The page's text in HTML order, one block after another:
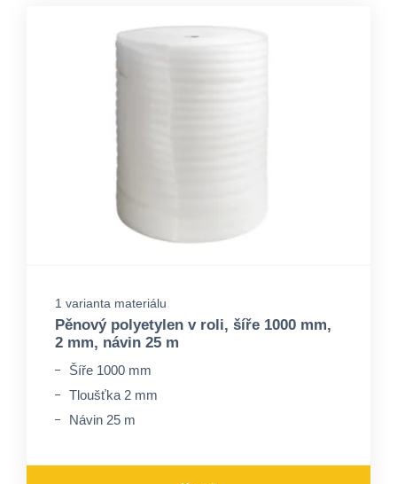
1 varianta materiálu
Pěnový polyetylen v roli, šíře 1000 mm,
2 mm, návin 25 m
Šíře 1000 mm
Tloušťka 2 mm
Návin 25 m